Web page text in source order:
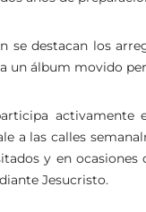
se destacan los
un álbum movido
a las calles
y en
Jesucristo.